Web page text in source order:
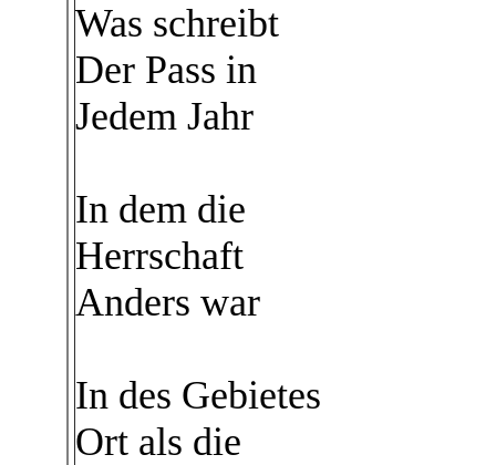
Was schreibt
Der Pass in
Jedem Jahr
In dem die
Herrschaft
Anders war
In des Gebietes
Ort als die